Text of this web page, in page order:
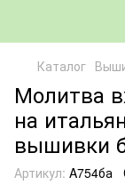
Каталог
Молитва
на
вышивки
Артикул: A754ба